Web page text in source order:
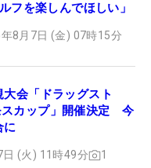
フを楽しんでほしい」
8月7日 (金) 07時15分
会「ドラッグスト
スカップ」開催決定 今
に
(火) 11時49分 1